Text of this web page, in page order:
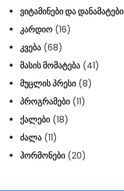
ᲕᲘᲢᲐᲛᲘᲜᲔᲑᲘ ᲓᲐ ᲓᲐᲜᲐᲛᲐᲢᲔᲑᲘ
ᲙᲐᲠᲓᲘᲝ (16)
ᲙᲕᲔᲑᲐ (68)
ᲛᲐᲡᲘᲡ ᲛᲝᲛᲐᲢᲔᲑᲐ (41)
ᲛᲣᲪᲚᲘᲡ ᲞᲠᲔᲡᲘ (8)
ᲞᲠᲝᲒᲠᲐᲛᲔᲑᲘ (11)
ᲥᲐᲚᲔᲑᲘ (18)
ᲫᲐᲚᲐ (11)
ᲰᲝᲠᲛᲝᲜᲔᲑᲘ (20)